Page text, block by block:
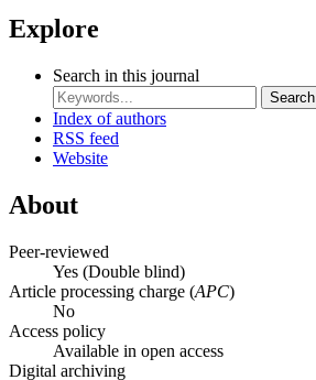
Explore
Search in this journal
Search
Index of authors
RSS feed
Website
About
Peer-reviewed
Yes (Double blind)
Article processing charge (APC)
No
Access policy
Available in open access
Digital archiving